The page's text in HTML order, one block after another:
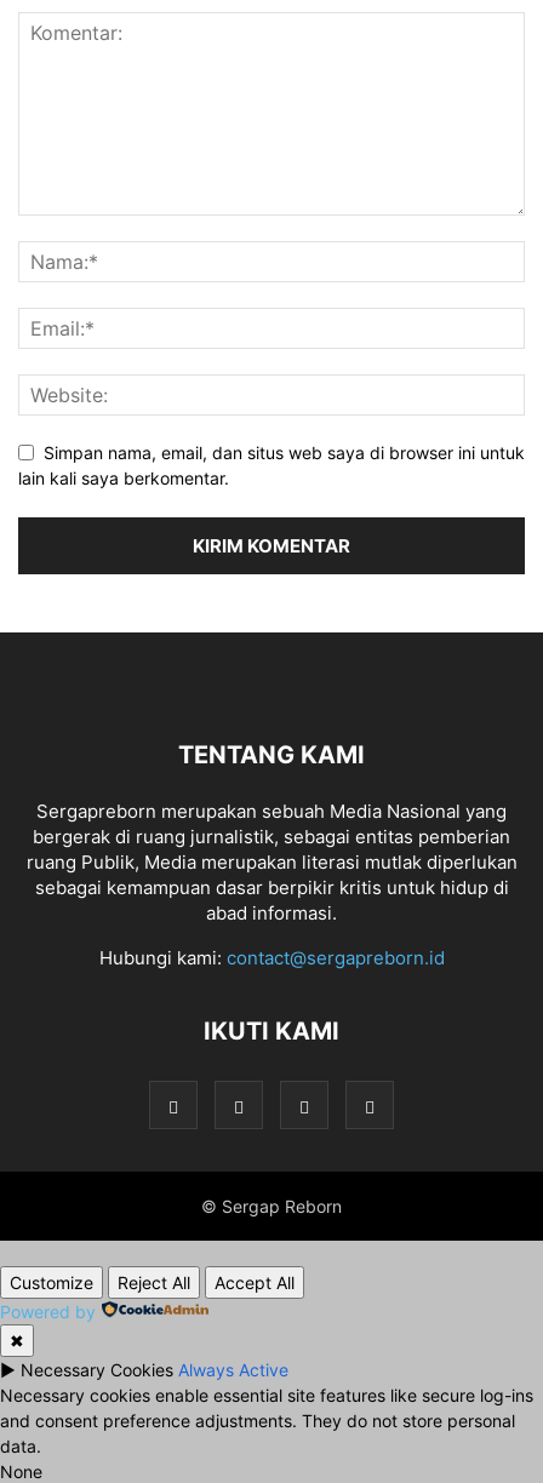
Simpan nama, email, dan situs web saya di browser ini untuk
lain kali saya berkomentar.
TENTANG KAMI
Sergapreborn merupakan sebuah Media Nasional yang
bergerak di ruang jurnalistik, sebagai entitas pemberian
ruang Publik, Media merupakan literasi mutlak diperlukan
sebagai kemampuan dasar berpikir kritis untuk hidup di
abad informasi.
Hubungi kami: contact@sergapreborn.id
IKUTI KAMI
© Sergap Reborn
Customize Reject All
Accept All
Powered by
✖
► Necessary Cookies Always Active
Necessary cookies enable essential site features like secure log-ins
and consent preference adjustments. They do not store personal
data.
None